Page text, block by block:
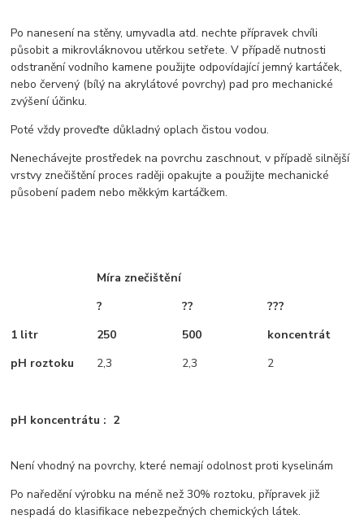
Po nanesení na stěny, umyvadla atd. nechte přípravek chvíli
působit a mikrovláknovou utěrkou setřete. V případě nutnosti
odstranění vodního kamene použijte odpovídající jemný kartáček,
nebo červený (bílý na akrylátové povrchy) pad pro mechanické
zvýšení účinku.
Poté vždy proveďte důkladný oplach čistou vodou.
Nenechávejte prostředek na povrchu zaschnout, v případě silnější
vrstvy znečištění proces raději opakujte a použijte mechanické
působení padem nebo měkkým kartáčkem.
Míra znečištění
?
??
???
1 litr
250 500
koncentrát
pH roztoku
2,3 2,3 2
pH koncentrátu : 2
Není vhodný na povrchy, které nemají odolnost proti kyselinám
Po naředění výrobku na méně než 30% roztoku, přípravek již
nespadá do klasifikace nebezpečných chemických látek.